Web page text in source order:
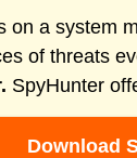
on a system
of threats
SpyHunter
Download